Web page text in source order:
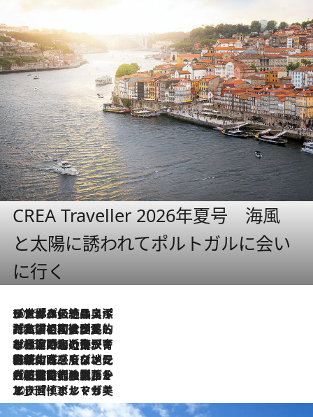
CREA Traveller 2026年夏号 海風
と太陽に誘われてポルトガルに会い
に行く
2026.8.8
リスボンの絶品スイーツ「パステル・デ・ナタ」とは？ポルトガル伝統の奥深い世界へ
2026.7.27
「私の祖国はポルトガル語です」国民的詩人フェルナンド・ペソアと、彼が愛した文学の街を歩く
2026.7.26
ポルトガル近海が育む極上の海の幸。キリリと冷えた白ワインと愉しむ、シーフード専門店の贅沢
2026.7.22
伝統の味をモダンに昇華。高感度な地元客が集う、リスボンの最旬ガストロノミー
2026.7.21
大航海時代の栄華から、震災、独裁、そして革命へ。ポルトガル・首都リスボンの石畳に刻まれた「歴史の光と影」
2026.7.13
エッセイ・ヤマザキマリ「慎ましくも美しき国 ポルトガル」